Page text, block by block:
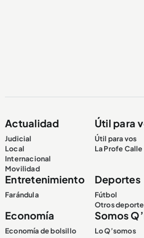
Actualidad
Judicial
Local
Internacional
Movilidad
Útil para
Útil para vos
La Profe Calle
Entretenimiento
Farándula
Deportes
Fútbol
Otros
Economía
Economía de bolsillo
Somos
Lo Q’somos